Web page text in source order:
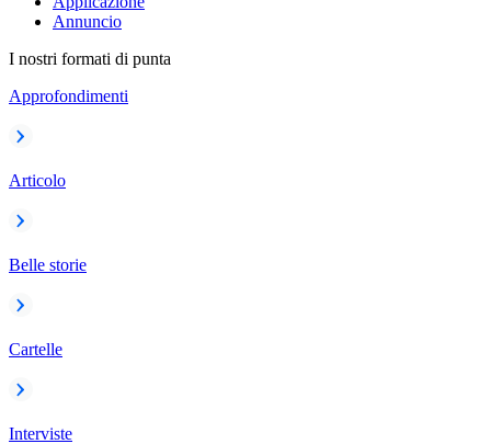
Annuncio
I nostri formati di punta
Approfondimenti
Articolo
Belle storie
Cartelle
Interviste